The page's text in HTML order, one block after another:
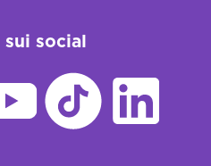
sui social